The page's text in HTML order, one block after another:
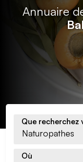
Annuaire
Que recherchez
Où